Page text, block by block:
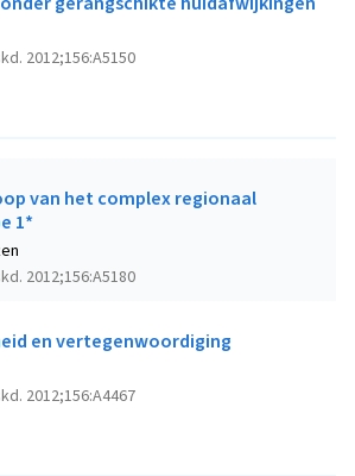
2012;156:A5150
van het complex regionaal
1*
2012;156:A5180
en vertegenwoordiging
2012;156:A4467